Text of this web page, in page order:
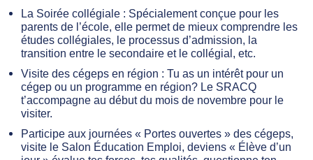
La Soirée collégiale : Spécialement conçue pour les
parents de l’école, elle permet de mieux comprendre les
études collégiales, le processus d’admission, la
transition entre le secondaire et le collégial, etc.
Visite des cégeps en région : Tu as un intérêt pour un
cégep ou un programme en région? Le SRACQ
t’accompagne au début du mois de novembre pour le
visiter.
Participe aux journées « Portes ouvertes » des cégeps,
visite le Salon Éducation Emploi, deviens « Élève d’un